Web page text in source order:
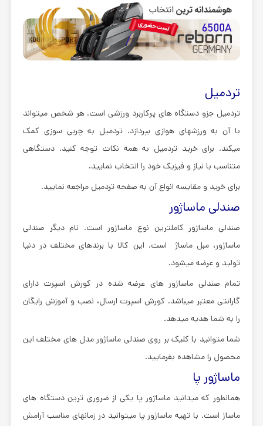
تردمیل
تردمیل جزو دستگاه های پرکاربرد ورزشی است. هر شخص میتواند
با آن به ورزشهای هوازی بپردازد. تردمیل به چربی سوزی کمک
میکند. برای خرید تردمیل به همه نکات توجه کنید. دستگاهی
متناسب با نیاز و فیزیک خود را انتخاب نمایید.
برای خرید و مقایسه انواع آن به صفحه تردمیل مراجعه نمایید.
صندلی ماساژور
صندلی ماساژور کاملترین نوع ماساژور است. نام دیگر صندلی
ماساژور، مبل ماساژ است. این کالا با برندهای مختلف در دنیا
تولید و عرضه میشود.
تمام صندلی ماساژور های عرضه شده در کورش اسپرت دارای
گارانتی معتبر میباشد. کورش اسپرت ارسال، نصب و آموزش رایگان
را به شما هدیه میدهد.
شما متوانید با کلیک بر روی صندلی ماساژور مدل های مختلف این
محصول را مشاهده بفرمایید.
ماساژور پا
همانطور که میدانید ماساژور پا یکی از ضروری ترین دستگاه های
ماساژ است. با تهیه ماساژور پا میتوانید در زمانهای مناسب آرامش